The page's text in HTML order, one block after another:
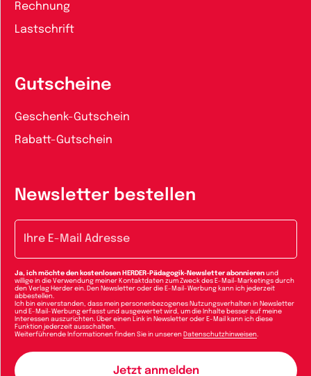
Rechnung
Lastschrift
Gutscheine
Geschenk-Gutschein
Rabatt-Gutschein
Newsletter bestellen
Ja, ich möchte den kostenlosen HERDER-Pädagogik-Newsletter abonnieren und
willige in die Verwendung meiner Kontaktdaten zum Zweck des E-Mail-Marketings durch
den Verlag Herder ein. Den Newsletter oder die E-Mail-Werbung kann ich jederzeit
abbestellen.
Ich bin einverstanden, dass mein personenbezogenes Nutzungsverhalten in Newsletter
und E-Mail-Werbung erfasst und ausgewertet wird, um die Inhalte besser auf meine
Interessen auszurichten. Über einen Link in Newsletter oder E-Mail kann ich diese
Funktion jederzeit ausschalten.
Weiterführende Informationen finden Sie in unseren Datenschutzhinweisen